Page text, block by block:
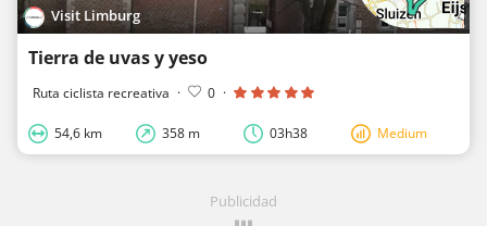
Visit Limburg
Tierra de uvas y yeso
Ruta ciclista recreativa · 0 ·
54,6 km 358 m 03h38 Medium
Publicidad